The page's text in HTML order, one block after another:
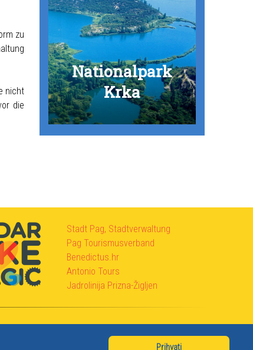
zu
nicht
die
Nationalpark
Krka
Stadt Pag, Stadtverwaltung
Pag Tourismusverband
Benedictus.hr
Antonio Tours
Jadrolinija Prizna-Žigljen
Prihvati